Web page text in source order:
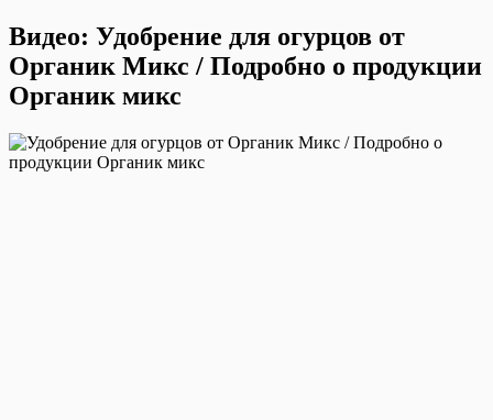
Видео: Удобрение для огурцов от
Органик Микс / Подробно о продукции
Органик микс